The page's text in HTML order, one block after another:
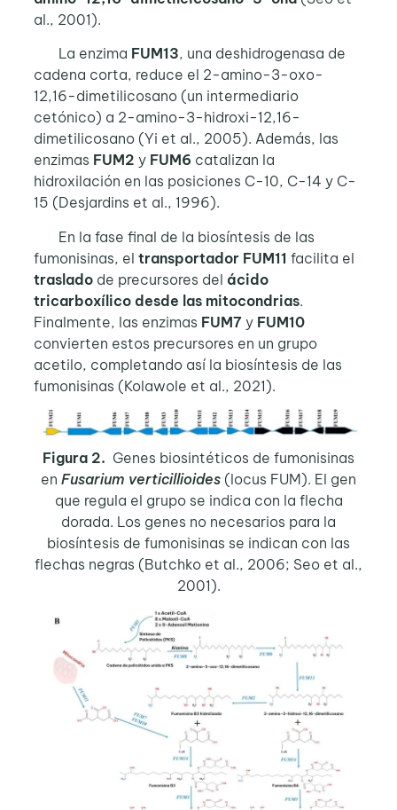
al., 2001).
La enzima FUM13, una deshidrogenasa de
cadena corta, reduce el 2-amino-3-oxo-
12,16-dimetilicosano (un intermediario
cetónico) a 2-amino-3-hidroxi-12,16-
dimetilicosano (Yi et al., 2005). Además, las
enzimas FUM2 y FUM6 catalizan la
hidroxilación en las posiciones C-10, C-14 y C-
15 (Desjardins et al., 1996).
En la fase final de la biosíntesis de las
fumonisinas, el transportador FUM11 facilita el
trasladode precursores del ácido
tricarboxílico desde las mitocondrias.
Finalmente, las enzimas FUM7y FUM10
convierten estos precursores en un grupo
acetilo, completando así la biosíntesis de las
fumonisinas (Kolawole et al., 2021).
Figura 2. Genes biosintéticos de fumonisinas
en Fusarium verticillioides (locus FUM). El gen
que regula el grupo se indica con la flecha
dorada. Los genes no necesarios para la
biosíntesis de fumonisinas se indican con las
flechas negras (Butchko et al., 2006; Seo et al.,
2001).